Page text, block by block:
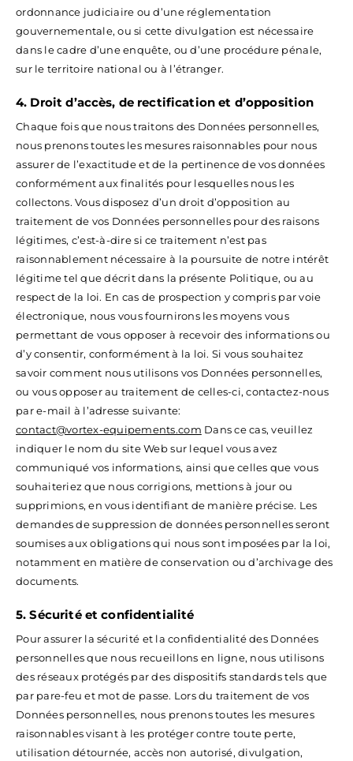
ordonnance judiciaire ou d’une réglementation
gouvernementale, ou si cette divulgation est nécessaire
dans le cadre d’une enquête, ou d’une procédure pénale,
sur le territoire national ou à l’étranger.
4. Droit d’accès, de rectification et d’opposition
Chaque fois que nous traitons des Données personnelles,
nous prenons toutes les mesures raisonnables pour nous
assurer de l’exactitude et de la pertinence de vos données
conformément aux finalités pour lesquelles nous les
collectons. Vous disposez d’un droit d’opposition au
traitement de vos Données personnelles pour des raisons
légitimes, c’est-à-dire si ce traitement n’est pas
raisonnablement nécessaire à la poursuite de notre intérêt
légitime tel que décrit dans la présente Politique, ou au
respect de la loi. En cas de prospection y compris par voie
électronique, nous vous fournirons les moyens vous
permettant de vous opposer à recevoir des informations ou
d’y consentir, conformément à la loi. Si vous souhaitez
savoir comment nous utilisons vos Données personnelles,
ou vous opposer au traitement de celles-ci, contactez-nous
par e-mail à l’adresse suivante:
contact@vortex-equipements.com Dans ce cas, veuillez
indiquer le nom du site Web sur lequel vous avez
communiqué vos informations, ainsi que celles que vous
souhaiteriez que nous corrigions, mettions à jour ou
supprimions, en vous identifiant de manière précise. Les
demandes de suppression de données personnelles seront
soumises aux obligations qui nous sont imposées par la loi,
notamment en matière de conservation ou d’archivage des
documents.
5. Sécurité et confidentialité
Pour assurer la sécurité et la confidentialité des Données
personnelles que nous recueillons en ligne, nous utilisons
des réseaux protégés par des dispositifs standards tels que
par pare-feu et mot de passe. Lors du traitement de vos
Données personnelles, nous prenons toutes les mesures
raisonnables visant à les protéger contre toute perte,
utilisation détournée, accès non autorisé, divulgation,